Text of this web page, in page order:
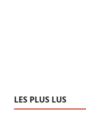
LES PLUS LUS